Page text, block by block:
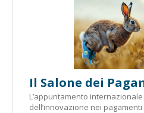
Il Salone dei
L’appuntamento
dell’innovazione nei pagamenti